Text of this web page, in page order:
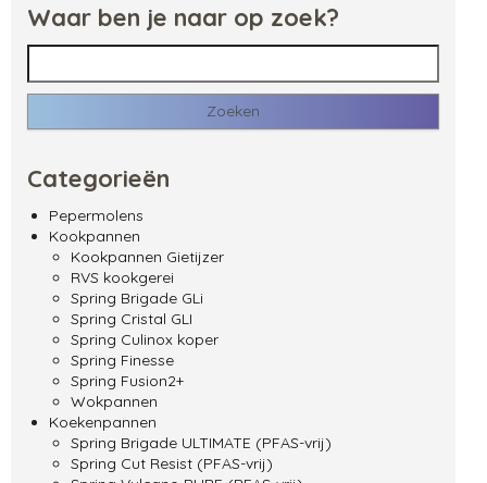
Waar ben je naar op zoek?
Zoeken naar:
Categorieën
Pepermolens
Kookpannen
Kookpannen Gietijzer
RVS kookgerei
Spring Brigade GLi
Spring Cristal GLI
Spring Culinox koper
Spring Finesse
Spring Fusion2+
Wokpannen
Koekenpannen
Spring Brigade ULTIMATE (PFAS-vrij)
Spring Cut Resist (PFAS-vrij)